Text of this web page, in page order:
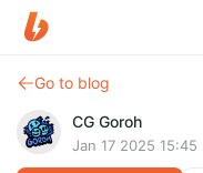
Go to blog
CG Goroh
Jan 17 2025 15:45